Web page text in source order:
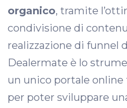
organico, tramite
condivisione di
realizzazione di funnel
Dealermate è lo
un unico portale
per poter sviluppare